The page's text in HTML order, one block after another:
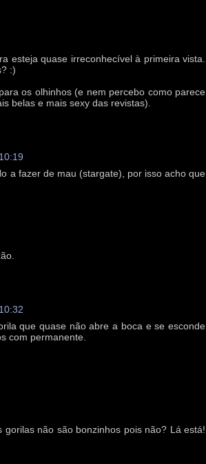
esteja quase irreconhecível à primeira vista.
:)
os olhinhos (e nem percebo como parece
belas e mais sexy das revistas).
a fazer de mau (stargate), por isso acho que
que quase não abre a boca e se esconde
com permanente.
não são bonzinhos pois não? Lá está!